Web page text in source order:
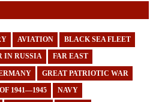
AVIATION BLACK SEA FLEET
IN RUSSIA FAR EAST
GREAT PATRIOTIC WAR
1941—1945 NAVY